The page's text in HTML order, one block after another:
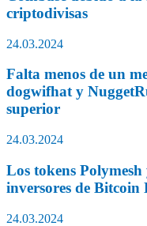
criptodivisas
24.03.2024
Falta menos de un
dogwifhat y
superior
24.03.2024
Los tokens
inversores de Bitcoin
24.03.2024